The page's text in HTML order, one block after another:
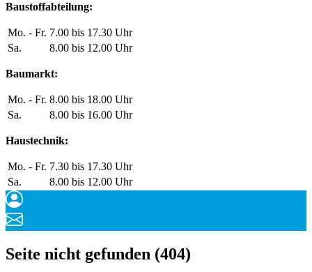
Baustoffabteilung:
Mo. - Fr. 7.00 bis 17.30 Uhr
Sa.
8.00 bis 12.00 Uhr
Baumarkt:
Mo. - Fr. 8.00 bis 18.00 Uhr
Sa.
8.00 bis 16.00 Uhr
Haustechnik:
Mo. - Fr. 7.30 bis 17.30 Uhr
Sa.
8.00 bis 12.00 Uhr
Seite nicht gefunden (404)